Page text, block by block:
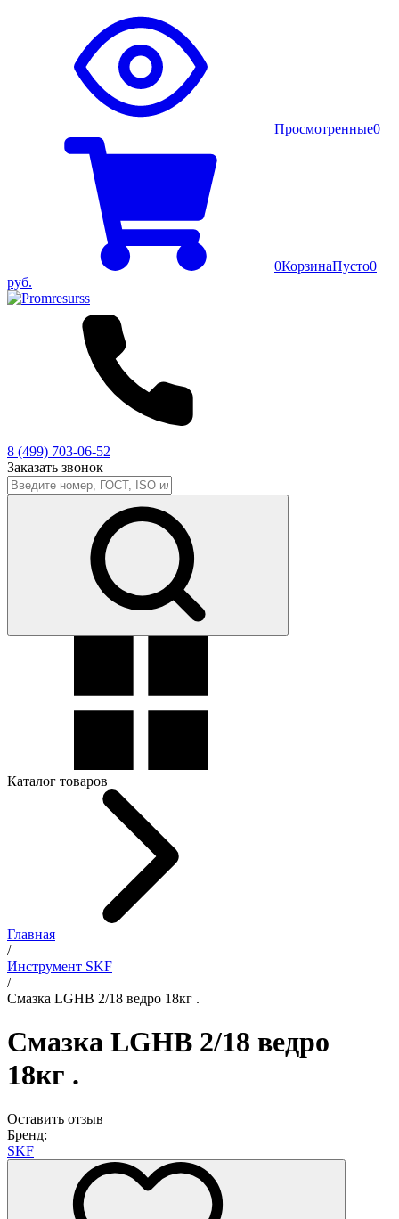
Просмотренные0
0КорзинаПусто0
руб.
8 (499) 703-06-52
Заказать звонок
Каталог товаров
Главная
/
Инструмент SKF
/
Смазка LGHB 2/18 ведро 18кг .
Смазка LGHB 2/18 ведро
18кг .
Оставить отзыв
Бренд:
SKF